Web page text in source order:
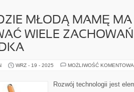
MŁODĄ MAMĘ
WIELE ZACHOWAŃ
WRZ - 19 - 2025 MOŻLIWOŚĆ
Rozwój technologii jest